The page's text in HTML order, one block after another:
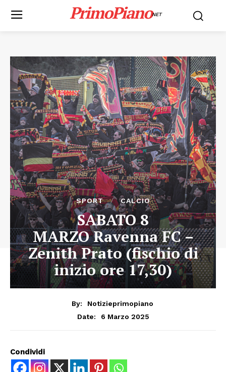
PrimoPianoNET
SPORT CALCIO
SABATO 8
MARZO Ravenna FC –
Zenith Prato (fischio di
inizio ore 17,30)
By:
Notizieprimopiano
Date:
6 Marzo 2025
Condividi